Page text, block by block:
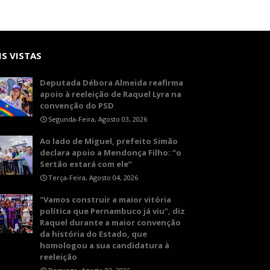
VISTAS
Deputada Débora Almeida reafirma
apoio à reeleição de Raquel Lyra na
convenção do PSD
Segunda-Feira, Agosto 03, 2026
Ao lado de Miguel, prefeito Simão
declara apoio a Mendonça Filho: “o
Sertão estará com ele”
Terça-Feira, Agosto 04, 2026
"Vamos construir a maior vitória
política que Pernambuco já viu", diz
Raquel durante a maior convenção
da história do Estado, que
homologou a sua candidatura à
reeleição